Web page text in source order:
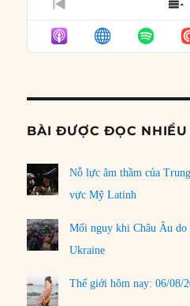
PREVIOUS
EPISODE
BÀI ĐƯỢC ĐỌC NHIỀU
Nỗ lực âm thầm của
vực Mỹ Latinh
Mối nguy khi Châu Âu
Ukraine
Thế giới hôm nay: 06/08/